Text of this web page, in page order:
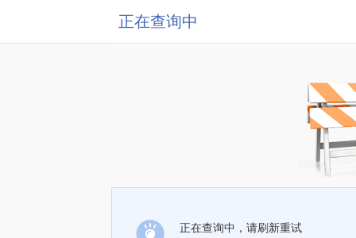
正在查询中
正在查询中，请刷新重试